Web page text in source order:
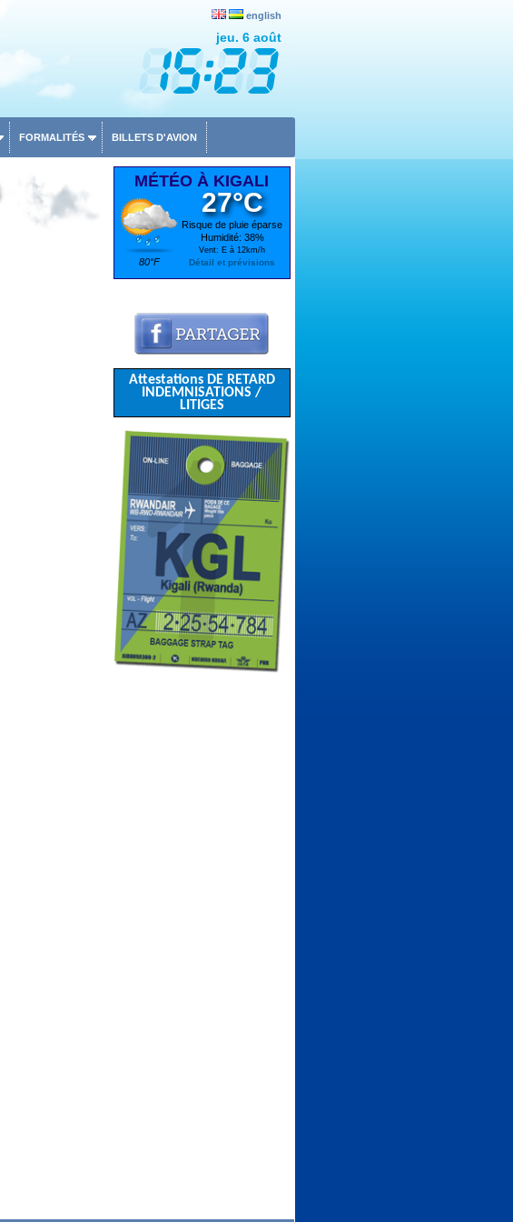
english
jeu. 6 août
FORMALITÉS BILLETS D'AVION
MÉTÉO À KIGALI
80°F
27°C
Risque de pluie éparse
Humidité: 38%
Vent: E à 12km/h
Détail et prévisions
Attestations DE RETARD
INDEMNISATIONS /
LITIGES